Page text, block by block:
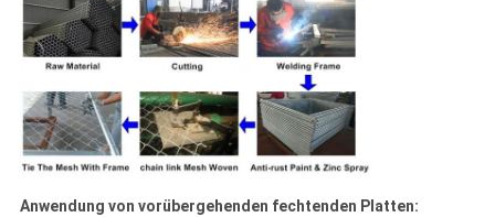
Anwendung von vorübergehenden fechtenden Platten: